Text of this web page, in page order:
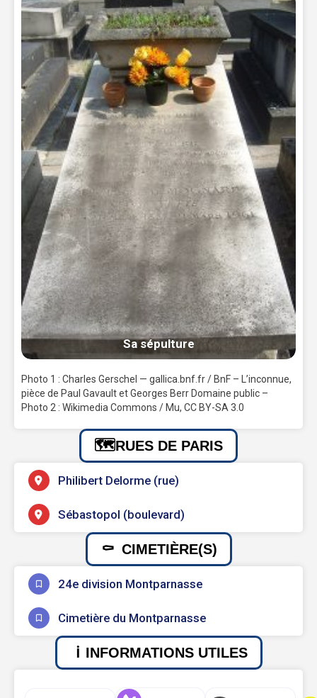
Sa sépulture
Photo 1 : Charles Gerschel — gallica.bnf.fr / BnF – L’inconnue,
pièce de Paul Gavault et Georges Berr Domaine public –
Photo 2 : Wikimedia Commons / Mu, CC BY-SA 3.0
RUES DE PARIS
Philibert Delorme (rue)
Sébastopol (boulevard)
CIMETIÈRE(S)
24e division Montparnasse
Cimetière du Montparnasse
INFORMATIONS UTILES